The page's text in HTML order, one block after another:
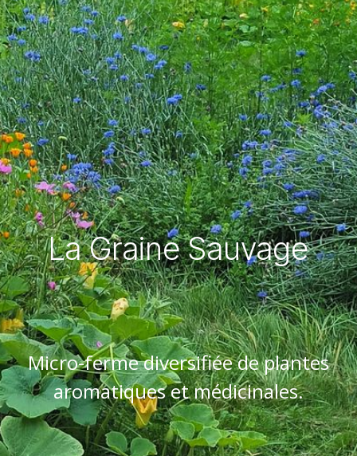
La Graine Sauvage
Micro-ferme diversifiée de plantes
aromatiques et médicinales.